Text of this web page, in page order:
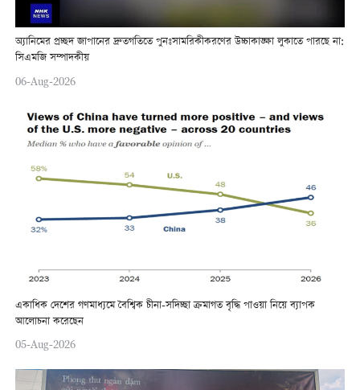
অ্যানিমের প্রচ্ছদ জাপানের দ্রুতগতিতে পুনঃসামরিকীকরণের উচ্চাকাঙ্ক্ষা লুকাতে পারছে না:
সিএমজি সম্পাদকীয়
06-Aug-2026
একাধিক দেশের গণমাধ্যমে বৈশ্বিক চীনা-সদিচ্ছা ক্রমাগত বৃদ্ধি পাওয়া নিয়ে ব্যাপক
আলোচনা করেছেন
05-Aug-2026